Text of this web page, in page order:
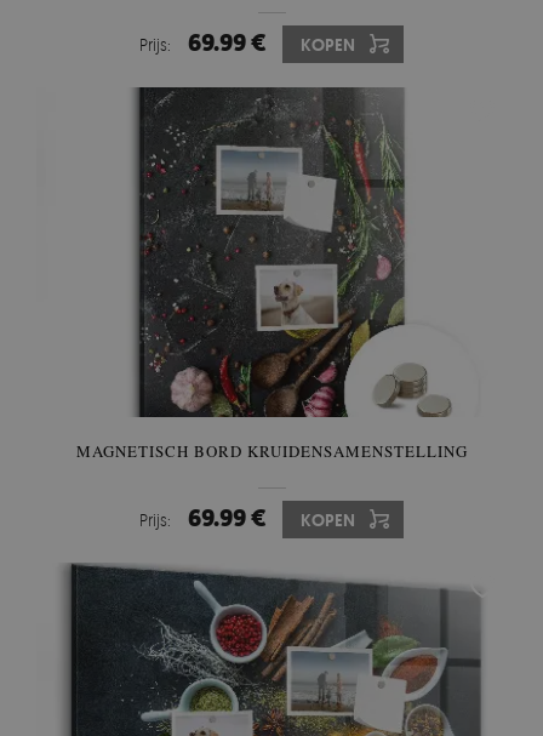
Prijs: 69.99 € KOPEN
MAGNETISCH BORD KRUIDENSAMENSTELLING
Prijs: 69.99 € KOPEN